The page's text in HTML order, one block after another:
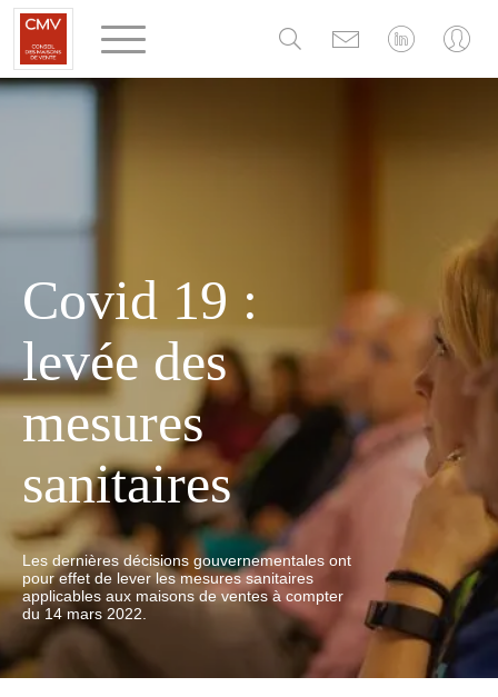
Covid 19 :
levée des
mesures
sanitaires
Les dernières décisions gouvernementales ont
pour effet de lever les mesures sanitaires
applicables aux maisons de ventes à compter
du 14 mars 2022.
Panneau de gestion des cookies